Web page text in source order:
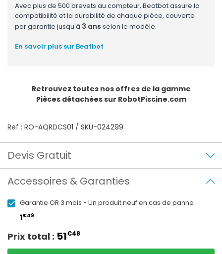
Avec plus de 500 brevets au compteur, Beatbot assure la
compatibilité et la durabilité de chaque pièce, couverte
par garantie jusqu'à 3 ans selon le modèle.
En savoir plus sur Beatbot
Retrouvez toutes nos offres de la gamme
Pièces détachéessur RobotPiscine.com
Ref : RO-AQRDCS01 / SKU-024299
Devis Gratuit
Accessoires & Garanties
Garantie OR 3 mois - Un produit neuf en cas de panne
1€49
Prix total : 51€48